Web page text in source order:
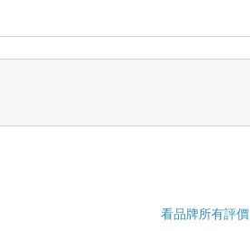
看品牌所有評價